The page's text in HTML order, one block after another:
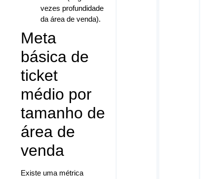
vezes profundidade
da área de venda).
Meta
básica de
ticket
médio por
tamanho de
área de
venda
Existe uma métrica